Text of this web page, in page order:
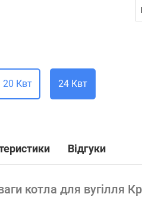
20 Квт 24 Квт
Відгуки
котла для вугілля